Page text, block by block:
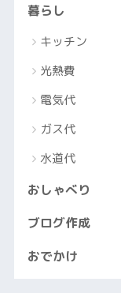
暮らし
キッチン
光熱費
電気代
ガス代
水道代
おしゃべり
ブログ作成
おでかけ